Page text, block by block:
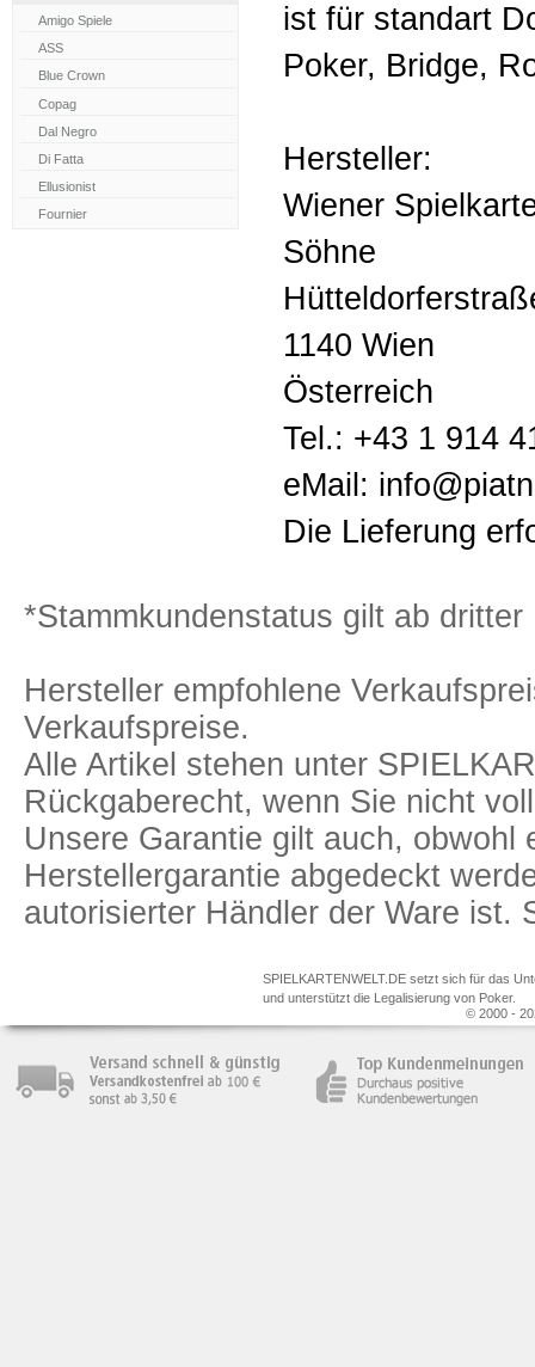
ist für standart
Poker, Bridge,
Hersteller:
Wiener
Söhne
1140 Wien
Österreich
Tel.: +43 1 914
eMail:
Die Lieferung
*Stammkundenstatus gilt ab dritter
Hersteller empfohlene
Verkaufspreise.
Alle Artikel stehen unter
Rückgaberecht, wenn Sie nicht
Unsere Garantie gilt auch, obwohl
Herstellergarantie abgedeckt
autorisierter Händler der Ware ist.
SPIELKARTENWELT.DE setzt sich für das
und unterstützt die Legalisierung von Poker.
© 2000 -